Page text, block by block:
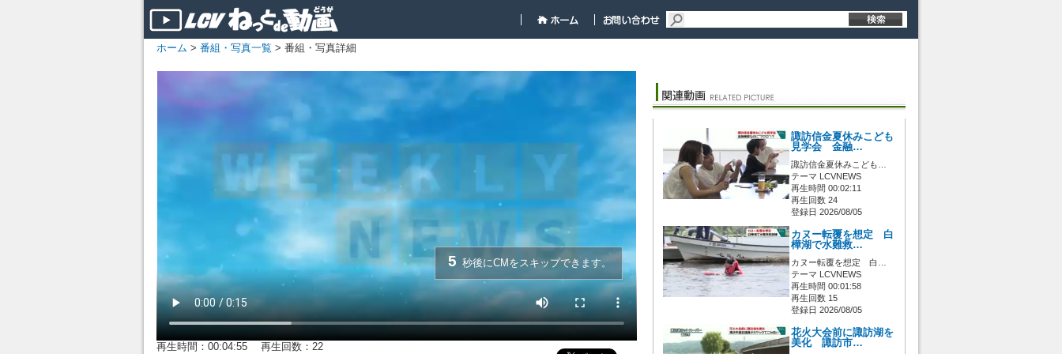
ホーム > 番組・写真一覧 > 番組・写真詳細
5 秒後にCMをスキップできます。
再生時間：00:04:55 再生回数：22
諏訪信金夏休みこども
見学会 金融…
諏訪信金夏休みこども…
テーマ LCVNEWS
再生時間 00:02:11
再生回数 24
登録日 2026/08/05
カヌー転覆を想定 白
樺湖で水難救…
カヌー転覆を想定 白…
テーマ LCVNEWS
再生時間 00:01:58
再生回数 15
登録日 2026/08/05
花火大会前に諏訪湖を
美化 諏訪市…